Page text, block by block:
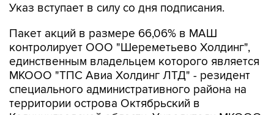
Указ вступает в силу со дня подписания.
Пакет акций в размере 66,06% в МАШ
контролирует ООО "Шереметьево Холдинг",
единственным владельцем которого является
МКООО "ТПС Авиа Холдинг ЛТД" - резидент
специального административного района на
территории острова Октябрьский в